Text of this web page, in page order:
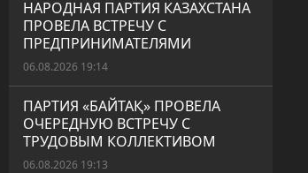
НАРОДНАЯ ПАРТИЯ КАЗАХСТАНА
ПРОВЕЛА ВСТРЕЧУ С
ПРЕДПРИНИМАТЕЛЯМИ
06.08.2026 19:14
ПАРТИЯ «БАЙТАҚ» ПРОВЕЛА
ОЧЕРЕДНУЮ ВСТРЕЧУ С
ТРУДОВЫМ КОЛЛЕКТИВОМ
06.08.2026 19:13